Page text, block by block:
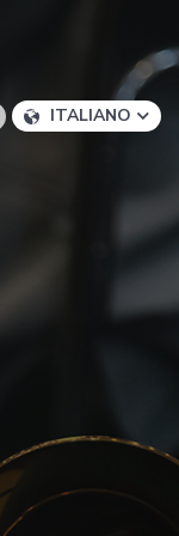
ITALIANO